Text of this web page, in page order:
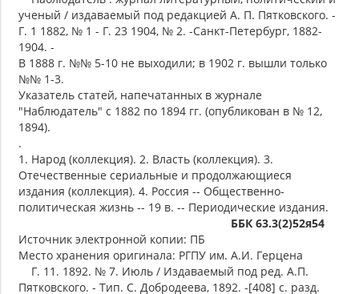
ученый / издаваемый под редакцией А. П. Пятковского. -
Г. 1 1882, № 1 - Г. 23 1904, № 2. -Санкт-Петербург, 1882-
1904. -
В 1888 г. №№ 5-10 не выходили; в 1902 г. вышли только
№№ 1-3.
Указатель статей, напечатанных в журнале
"Наблюдатель" с 1882 по 1894 гг. (опубликован в № 12,
1894).
.
1. Народ (коллекция). 2. Власть (коллекция). 3.
Отечественные сериальные и продолжающиеся
издания (коллекция). 4. Россия -- Общественно-
политическая жизнь -- 19 в. -- Периодические издания.
ББК 63.3(2)52я54
Источник электронной копии: ПБ
Место хранения оригинала: РГПУ им. А.И. Герцена
Г. 11. 1892. № 7. Июль / Издаваемый под ред. А.П.
Пятковского. - Тип. С. Добродеева, 1892. -[408] с. разд.